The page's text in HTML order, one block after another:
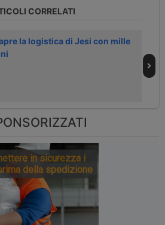
CORRELATI
la logistica di Jesi con mille
in sicurezza i
della spedizione